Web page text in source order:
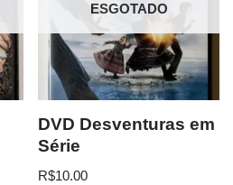
ESGOTADO
DVD Desventuras em
Série
R$10.00